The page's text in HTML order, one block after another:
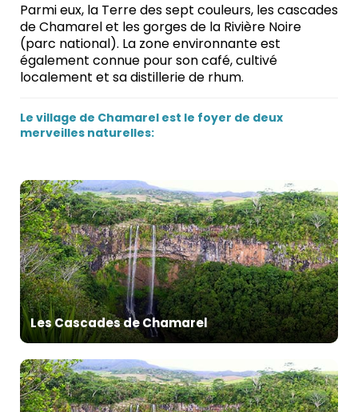
Parmi eux, la Terre des sept couleurs, les cascades
de Chamarel et les gorges de la Rivière Noire
(parc national). La zone environnante est
également connue pour son café, cultivé
localement et sa distillerie de rhum.
Le village de Chamarel est le foyer de deux
merveilles naturelles:
Les Cascades de Chamarel